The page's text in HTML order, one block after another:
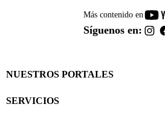
Más contenido en
Síguenos en:
NUESTROS PORTALES
SERVICIOS